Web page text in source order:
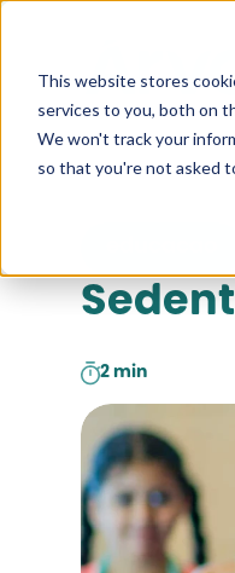
This website stores
services to you, both on
We won't track your
so that you're not asked
2 min